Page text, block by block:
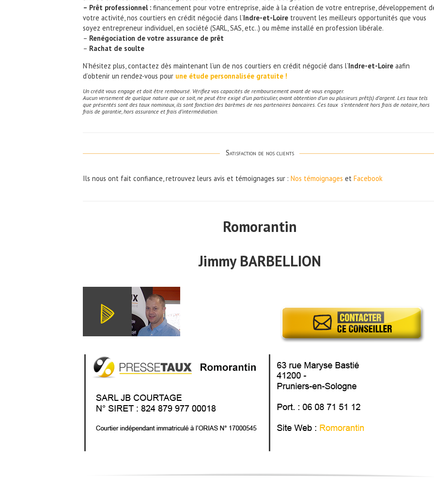
– Prêt professionnel : financement pour votre entreprise, aide à la création de votre entreprise, développement
votre activité, nos courtiers en crédit négocié dans l’Indre-et-Loire trouvent les meilleurs opportunités que vous
soyez entrepreneur individuel, en société (SARL, SAS, etc..) ou même installé en profession libérale.
– Renégociation de votre assurance de prêt
– Rachat de soulte
N’hésitez plus, contactez dès maintenant l’un de nos courtiers en crédit négocié dans l’Indre-et-Loire aafin
d’obtenir un rendez-vous pour une étude personnalisée gratuite !
Un crédit vous engage et doit être remboursé. Vérifiez vos capacités de remboursement avant de vous engager.
Aucun versement de quelque nature que ce soit, ne peut être exigé d’un particulier, avant obtention d’un ou plusieurs prêt(s) d’argent. Les taux tels
que présentés sont des taux nominaux, ils sont fonction des barèmes de nos partenaires bancaires. Ces taux s’entendent hors frais de notaire, hors
frais de garantie, hors assurance et frais d’intermédiation.
Satisfaction de nos clients
Ils nous ont fait confiance, retrouvez leurs avis et témoignages sur : Nos témoignages et Facebook
Romorantin
Jimmy BARBELLION